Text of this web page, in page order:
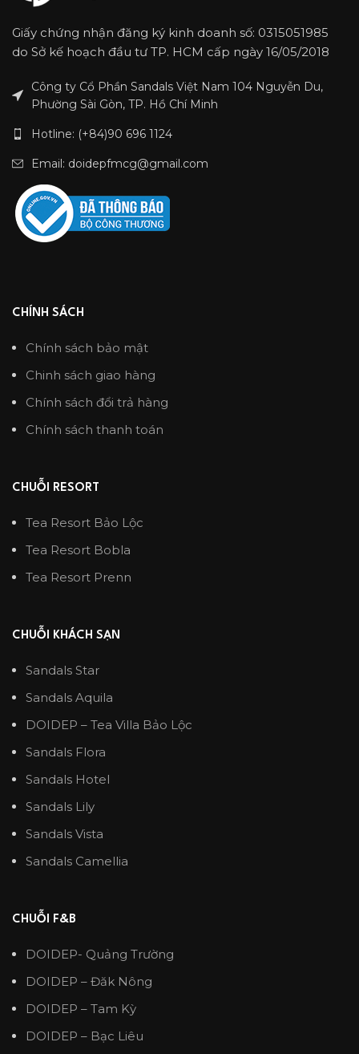
Giấy chứng nhận đăng ký kinh doanh số: 0315051985
do Sở kế hoạch đầu tư TP. HCM cấp ngày 16/05/2018
Công ty Cổ Phần Sandals Việt Nam 104 Nguyễn Du,
Phường Sài Gòn, TP. Hồ Chí Minh
Hotline: (+84)90 696 1124
Email: doidepfmcg@gmail.com
CHÍNH SÁCH
Chính sách bảo mật
Chinh sách giao hàng
Chính sách đổi trả hàng
Chính sách thanh toán
CHUỖI RESORT
Tea Resort Bảo Lộc
Tea Resort Bobla
Tea Resort Prenn
CHUỖI KHÁCH SẠN
Sandals Star
Sandals Aquila
DOIDEP – Tea Villa Bảo Lộc
Sandals Flora
Sandals Hotel
Sandals Lily
Sandals Vista
Sandals Camellia
CHUỖI F&B
DOIDEP- Quảng Trường
DOIDEP – Đăk Nông
DOIDEP – Tam Kỳ
DOIDEP – Bạc Liêu